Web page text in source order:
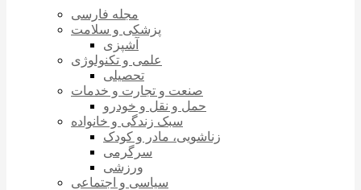
مجله فارسی
پزشکی و سلامت
آشپزی
علمی و تکنولوژی
تحصیلی
صنعت و تجارت و خدمات
حمل و نقل و خودرو
سبک زندگی و خانواده
زناشویی، مادر و کودک
سرگرمی
ورزشی
سیاسی و اجتماعی